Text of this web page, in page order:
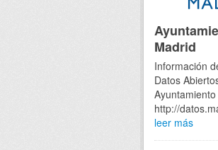
Madrid
Información
Datos
http://
leer más